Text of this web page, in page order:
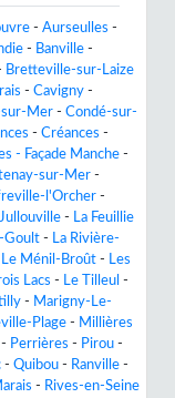
- Aurseulles -
- Banville -
Bretteville-sur-Laize
- Cavigny -
Mer - Condé-sur-
- Créances -
- Façade Manche -
sur-Mer -
l'Orcher -
Jullouville - La Feuillie
Goult - La Rivière-
Le Ménil-Broût - Les
Lacs - Le Tilleul -
- Marigny-Le-
Plage - Millières
- Perrières - Pirou -
- Quibou - Ranville -
- Rives-en-Seine